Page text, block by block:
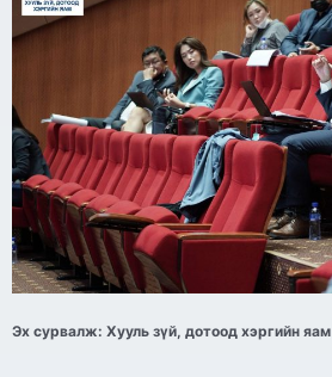
Эх сурвалж: Хууль зүй, дотоод хэргийн яам